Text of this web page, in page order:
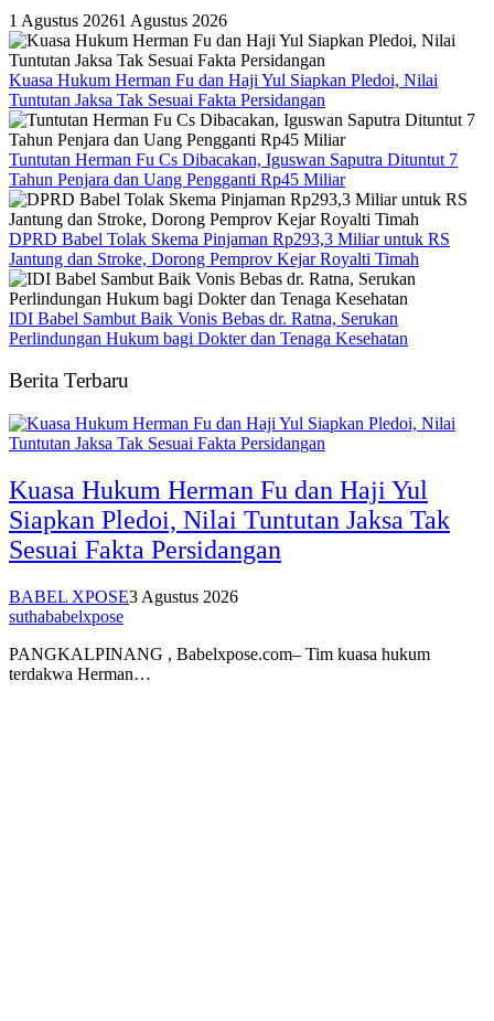
1 Agustus 20261 Agustus 2026
Kuasa Hukum Herman Fu dan Haji Yul Siapkan Pledoi, Nilai
Tuntutan Jaksa Tak Sesuai Fakta Persidangan
Tuntutan Herman Fu Cs Dibacakan, Iguswan Saputra Dituntut 7
Tahun Penjara dan Uang Pengganti Rp45 Miliar
DPRD Babel Tolak Skema Pinjaman Rp293,3 Miliar untuk RS
Jantung dan Stroke, Dorong Pemprov Kejar Royalti Timah
IDI Babel Sambut Baik Vonis Bebas dr. Ratna, Serukan
Perlindungan Hukum bagi Dokter dan Tenaga Kesehatan
Berita Terbaru
Kuasa Hukum Herman Fu dan Haji Yul
Siapkan Pledoi, Nilai Tuntutan Jaksa Tak
Sesuai Fakta Persidangan
BABEL XPOSE3 Agustus 2026
suthababelxpose
PANGKALPINANG , Babelxpose.com– Tim kuasa hukum
terdakwa Herman…